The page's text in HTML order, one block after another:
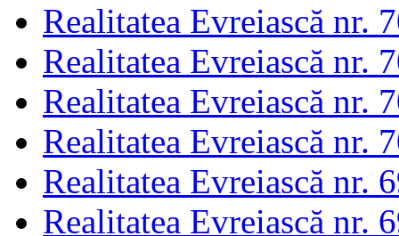
Realitatea Evreiască nr.
Realitatea Evreiască nr.
Realitatea Evreiască nr.
Realitatea Evreiască nr.
Realitatea Evreiască nr.
Realitatea Evreiască nr.